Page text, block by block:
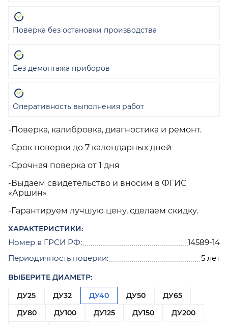
-Поверка, калибровка, диагностика и ремонт.
-Срок поверки до 7 календарных дней
-Срочная поверка от 1 дня
-Выдаем свидетельство и вносим в ФГИС
«Аршин»
-Гарантируем лучшую цену, сделаем скидку.
ХАРАКТЕРИСТИКИ:
Номер в ГРСИ РФ:
14589-14
Периодичность поверки:
5 лет
ВЫБЕРИТЕ ДИАМЕТР:
ДУ25
ДУ32 ДУ40 ДУ50
ДУ65
ДУ80
ДУ100 ДУ125 ДУ150
ДУ200
Поверка без остановки производства
Без демонтажа приборов
Оперативность выполнения работ